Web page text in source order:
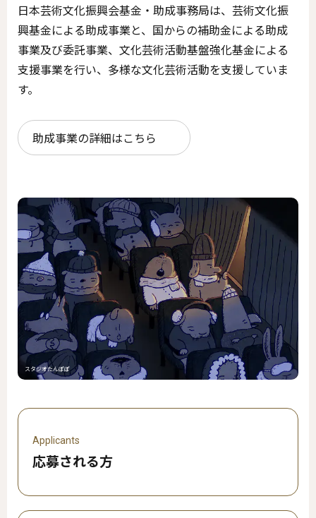
日本芸術文化振興会基金・助成事務局は、芸術文化振
興基金による助成事業と、国からの補助金による助成
事業及び委託事業、文化芸術活動基盤強化基金による
支援事業を行い、多様な文化芸術活動を支援していま
す。
助成事業の詳細はこちら
スタジオたんぽぽ
Applicants
応募される方